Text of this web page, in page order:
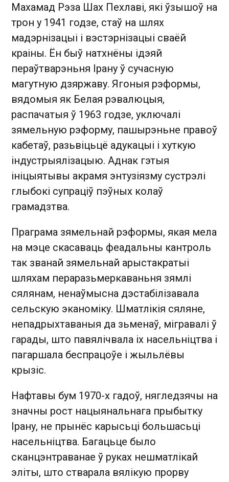
Махамад Рэза Шах Пехлаві, які ўзышоў на
трон у 1941 годзе, стаў на шлях
мадэрнізацыі і вэстэрнізацыі сваёй
краіны. Ён быў натхнёны ідэяй
пераўтварэньня Ірану ў сучасную
магутную дзяржаву. Ягоныя рэформы,
вядомыя як Белая рэвалюцыя,
распачатыя ў 1963 годзе, уключалі
зямельную рэформу, пашырэньне правоў
кабетаў, разьвіцьцё адукацыі і хуткую
індустрыялізацыю. Аднак гэтыя
ініцыятывы акрамя энтузіязму сустрэлі
глыбокі супраціў пэўных колаў
грамадзтва.
Праграма зямельнай рэформы, якая мела
на мэце скасаваць феадальны кантроль
так званай зямельнай арыстакратыі
шляхам пераразьмеркаваньня зямлі
сялянам, ненаўмысна дэстабілізавала
сельскую эканоміку. Шматлікія сяляне,
непадрыхтаваныя да зьменаў, мігравалі ў
гарады, што павялічвала іх насельніцтва і
пагаршала беспрацоўе і жыльлёвы
крызіс.
Нафтавы бум 1970-х гадоў, нягледзячы на
значны рост нацыянальнага прыбытку
Ірану, не прынёс карысьці большасьці
насельніцтва. Багацьце было
сканцэнтраванае ў руках нешматлікай
эліты, што стварала вялікую прорву